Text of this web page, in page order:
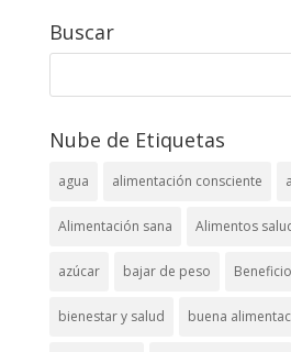
Buscar
Nube de Etiquetas
agua alimentación consciente
Alimentación sana Alimentos
azúcar bajar de peso
bienestar y salud buena